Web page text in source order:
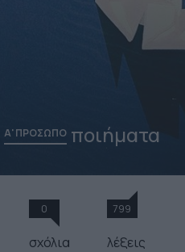
Α' ΠΡΟΣΩΠΟποιήματα
0
σχόλια
799
λέξεις